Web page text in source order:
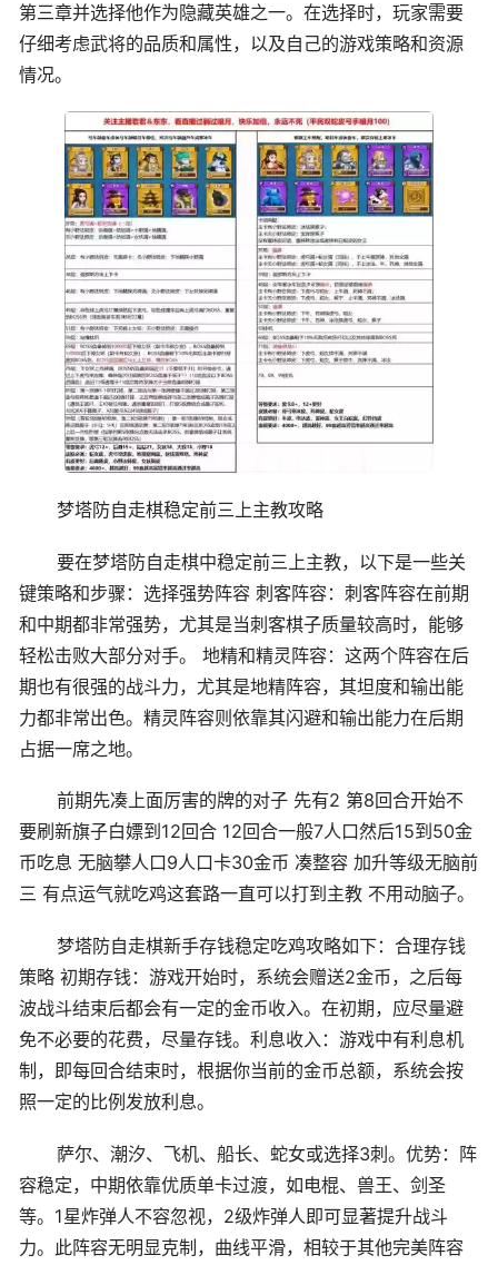
第三章并选择他作为隐藏英雄之一。在选择时，玩家需要
仔细考虑武将的品质和属性，以及自己的游戏策略和资源
情况。
梦塔防自走棋稳定前三上主教攻略
要在梦塔防自走棋中稳定前三上主教，以下是一些关
键策略和步骤：选择强势阵容 刺客阵容：刺客阵容在前期
和中期都非常强势，尤其是当刺客棋子质量较高时，能够
轻松击败大部分对手。 地精和精灵阵容：这两个阵容在后
期也有很强的战斗力，尤其是地精阵容，其坦度和输出能
力都非常出色。精灵阵容则依靠其闪避和输出能力在后期
占据一席之地。
前期先凑上面厉害的牌的对子 先有2 第8回合开始不
要刷新旗子白嫖到12回合 12回合一般7人口然后15到50金
币吃息 无脑攀人口9人口卡30金币 凑整容 加升等级无脑前
三 有点运气就吃鸡这套路一直可以打到主教 不用动脑子。
梦塔防自走棋新手存钱稳定吃鸡攻略如下：合理存钱
策略 初期存钱：游戏开始时，系统会赠送2金币，之后每
波战斗结束后都会有一定的金币收入。在初期，应尽量避
免不必要的花费，尽量存钱。利息收入：游戏中有利息机
制，即每回合结束时，根据你当前的金币总额，系统会按
照一定的比例发放利息。
萨尔、潮汐、飞机、船长、蛇女或选择3刺。优势：阵
容稳定，中期依靠优质单卡过渡，如电棍、兽王、剑圣
等。1星炸弹人不容忽视，2级炸弹人即可显著提升战斗
力。此阵容无明显克制，曲线平滑，相较于其他完美阵容